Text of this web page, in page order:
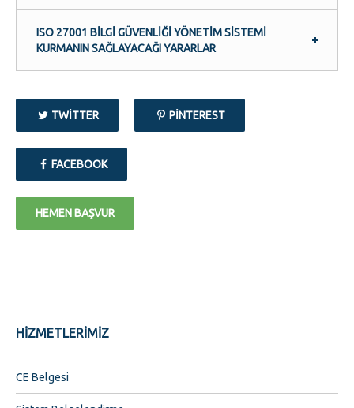
ISО 27001 BILGI GÜVENLIĞI YÖNETIM SISTEMI
KURMANIN SAĞLAYACAĞI YARARLAR
TWITTER PINTEREST
FACEBOOK
HEMEN BAŞVUR
HİZMETLERİMİZ
CE Belgesi